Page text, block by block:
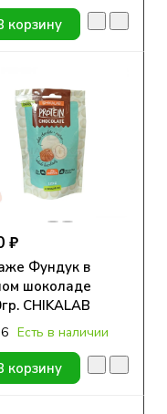
корзину
₽
Фундук в
шоколаде
CHIKALAB
Есть в наличии
корзину